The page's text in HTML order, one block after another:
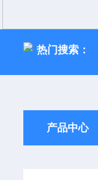
热门搜索：
产品中心